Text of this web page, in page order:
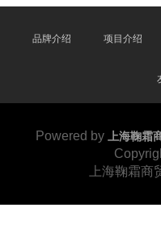
品牌介绍 项目介绍
Powered by 上海鞠霜
上海鞠霜